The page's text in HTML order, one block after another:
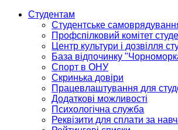
Студентам
Студентське
Профспілковий комітет
Центр культури і дозвілля
База відпочинку
Спорт в ОНУ
Скринька довіри
Працевлаштування для
Додаткові можливості
Психологічна служба
Реквізити для сплати за